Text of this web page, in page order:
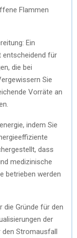
Flammen
Ein
entscheidend für
die bei
Sie
Vorräte an
indem Sie
dass
medizinische
betrieben werden
die Gründe für den
der
Stromausfall